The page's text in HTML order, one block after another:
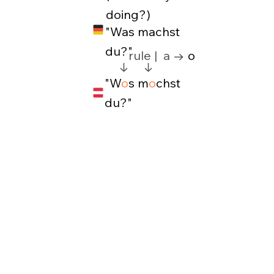
doing?)
"Was machst
du?"
↓ ↓
"Wos mochst
du?"
rule | a → o